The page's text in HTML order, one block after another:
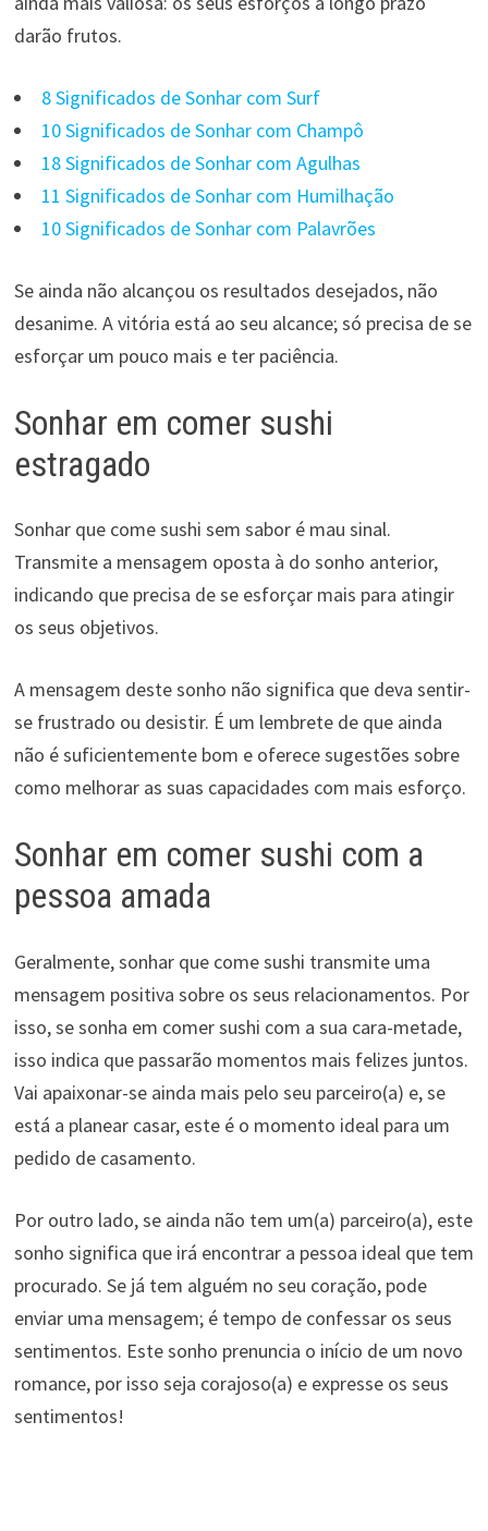
darão frutos.
8 Significados de Sonhar com Surf
10 Significados de Sonhar com Champô
18 Significados de Sonhar com Agulhas
11 Significados de Sonhar com Humilhação
10 Significados de Sonhar com Palavrões
Se ainda não alcançou os resultados desejados, não
desanime. A vitória está ao seu alcance; só precisa de se
esforçar um pouco mais e ter paciência.
Sonhar em comer sushi
estragado
Sonhar que come sushi sem sabor é mau sinal.
Transmite a mensagem oposta à do sonho anterior,
indicando que precisa de se esforçar mais para atingir
os seus objetivos.
A mensagem deste sonho não significa que deva sentir-
se frustrado ou desistir. É um lembrete de que ainda
não é suficientemente bom e oferece sugestões sobre
como melhorar as suas capacidades com mais esforço.
Sonhar em comer sushi com a
pessoa amada
Geralmente, sonhar que come sushi transmite uma
mensagem positiva sobre os seus relacionamentos. Por
isso, se sonha em comer sushi com a sua cara-metade,
isso indica que passarão momentos mais felizes juntos.
Vai apaixonar-se ainda mais pelo seu parceiro(a) e, se
está a planear casar, este é o momento ideal para um
pedido de casamento.
Por outro lado, se ainda não tem um(a) parceiro(a), este
sonho significa que irá encontrar a pessoa ideal que tem
procurado. Se já tem alguém no seu coração, pode
enviar uma mensagem; é tempo de confessar os seus
sentimentos. Este sonho prenuncia o início de um novo
romance, por isso seja corajoso(a) e expresse os seus
sentimentos!